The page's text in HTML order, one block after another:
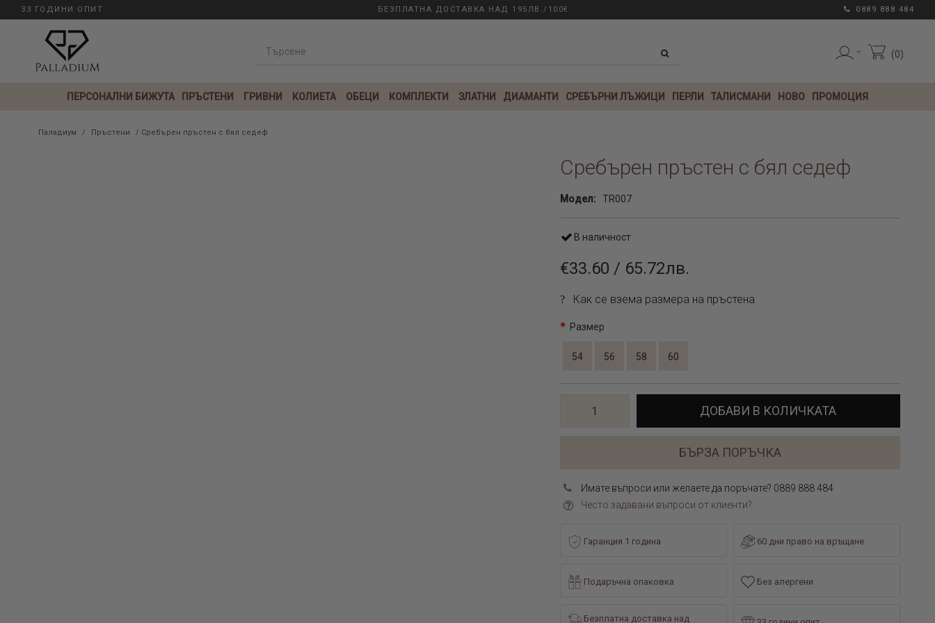
33 ГОДИНИ ОПИТ БЕЗПЛАТНА ДОСТАВКА НАД 195ЛВ./100€ 0889 888 484
0
ПЕРСОНАЛНИ БИЖУТА ПРЪСТЕНИ ГРИВНИ КОЛИЕТА ОБЕЦИ КОМПЛЕКТИ ЗЛАТНИ ДИАМАНТИ СРЕБЪРНИ ЛЪЖИЦИ ПЕРЛИ ТАЛИСМАНИ НОВО ПРОМОЦИЯ
Паладиум / Пръстени / Сребърен пръстен с бял седеф
Сребърен пръстен с бял седеф
Модел: TR007
В наличност
€33.60 / 65.72лв.
Как се взема размера на пръстена
Размер
54 56 58 60
ДОБАВИ В КОЛИЧКАТА
БЪРЗА ПОРЪЧКА
Имате въпроси или желаете да поръчате? 0889 888 484
Често задавани въпроси от клиенти?
Гаранция 1 година 60 дни право на връщане
Подаръчна опаковка Без алергени
Безплатна доставка над